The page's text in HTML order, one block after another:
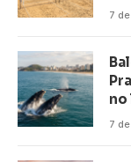
7
no
7